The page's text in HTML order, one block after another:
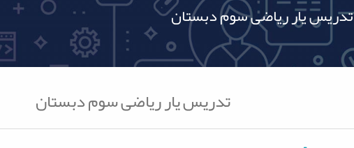
تدریس یار ریاضی سوم دبستان
تدریس یار ریاضی سوم دبستان